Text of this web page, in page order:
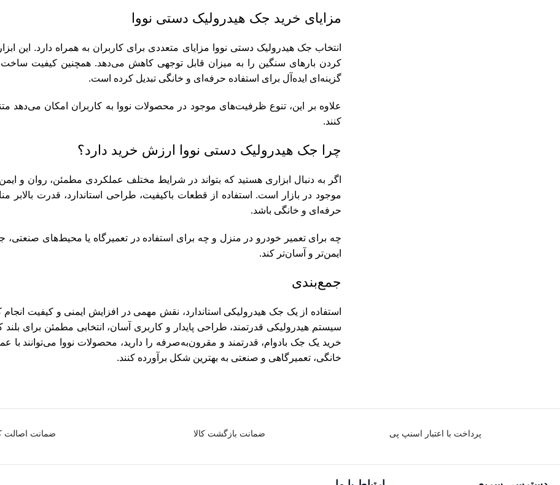
مزایای خرید جک هیدرولیک دستی نووا
انتخاب جک هیدرولیک دستی نووا مزایای متعددی برای کاربران به همراه دارد. این
کردن بارهای سنگین را به میزان قابل توجهی کاهش می‌دهد. همچنین کیفیت ساخت
گزینه‌ای ایده‌آل برای استفاده حرفه‌ای و خانگی تبدیل کرده است.
علاوه بر این، تنوع ظرفیت‌های موجود در محصولات نووا به کاربران امکان می‌دهد
کنند.
چرا جک هیدرولیک دستی نووا ارزش خرید دارد؟
اگر به دنبال ابزاری هستید که بتواند در شرایط مختلف عملکردی مطمئن، روان و
موجود در بازار است. استفاده از قطعات باکیفیت، طراحی استاندارد، قدرت
حرفه‌ای و خانگی باشد.
چه برای تعمیر خودرو در منزل و چه برای استفاده در تعمیرگاه یا محیط‌های صنعتی،
ایمن‌تر و آسان‌تر کند.
جمع‌بندی
استفاده از یک جک هیدرولیکی استاندارد، نقش مهمی در افزایش ایمنی و کیفیت
سیستم هیدرولیکی قدرتمند، طراحی پایدار و کاربری آسان، انتخابی مطمئن برای
خرید یک جک بادوام، قدرتمند و مقرون‌به‌صرفه را دارید، محصولات نووا می‌توانند با
خانگی، تعمیرگاهی و صنعتی به بهترین شکل برآورده کنند.
پرداخت با اعتبار اسنپ پی ضمانت بازگشت کالا ضمانت اصالت